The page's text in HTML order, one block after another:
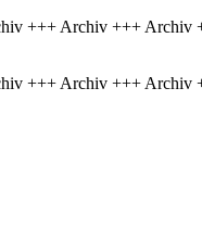
+++ Archiv +++
+++ Archiv +++